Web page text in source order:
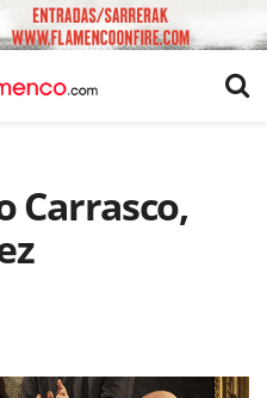
Carrasco,